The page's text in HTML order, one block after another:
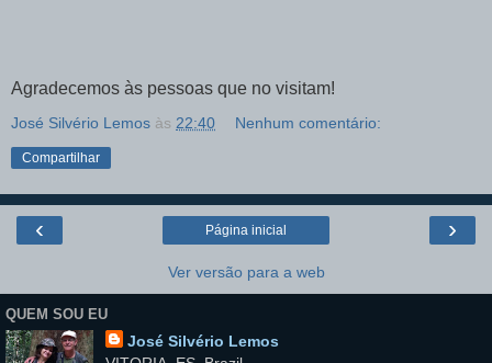
Agradecemos às pessoas que no visitam!
José Silvério Lemos às 22:40 Nenhum comentário:
Compartilhar
‹ ›
Página inicial
Ver versão para a web
QUEM SOU EU
José Silvério Lemos